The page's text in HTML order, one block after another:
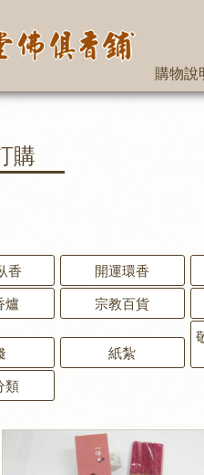
購物說
購
香 開運環香
爐 宗教百貨
紙紮
類